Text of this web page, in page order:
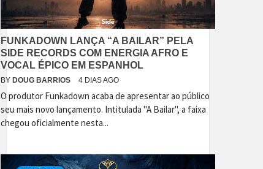
FUNKADOWN LANÇA “A BAILAR” PELA
SIDE RECORDS COM ENERGIA AFRO E
VOCAL ÉPICO EM ESPANHOL
BY DOUG BARRIOS 4 DIAS AGO
O produtor Funkadown acaba de apresentar ao público
seu mais novo lançamento. Intitulada "A Bailar", a faixa
chegou oficialmente nesta...